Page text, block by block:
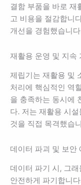
결함 부품을 바로 재
고 비용을 절감합니
개선을 경험했습니
재활용 운영 및 지속
제립기는 재활용 및
처리에 핵심적인 역
을 충족하는 동시에
다. 저는 재활용 시
것을 직접 목격했습
데이터 파괴 및 보안
데이터 파기 시, 그
안전하게 파기합니